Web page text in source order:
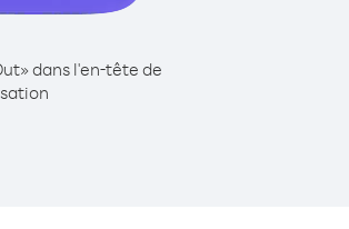
dans l'en-tête de